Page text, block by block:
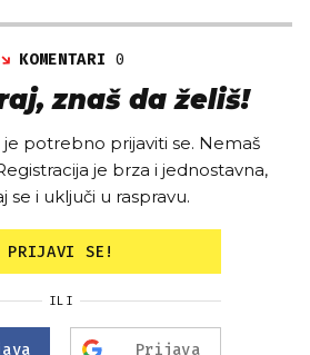
KOMENTARI0
znaš da želiš!
potrebno prijaviti se. Nemaš
je brza i jednostavna,
se i uključi u raspravu.
PRIJAVI SE!
ILI
Prijava